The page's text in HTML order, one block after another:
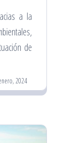
a la
de
2024